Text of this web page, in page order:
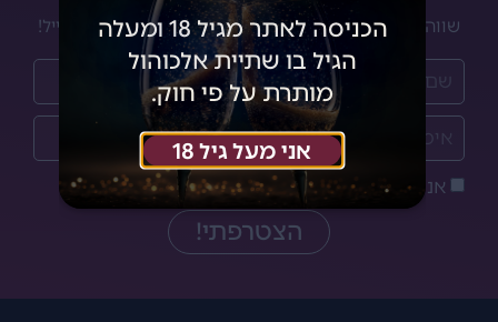
שווה להרשם לניוזלטר שלנו ולקבל מבצעים והנחות למייל!
אני מאשר/ת את מדיניות הפרטיות
הצטרפתי!
הכניסה לאתר מגיל 18 ומעלה
הגיל בו שתיית אלכוהול
מותרת על פי חוק.
אני מעל גיל 18